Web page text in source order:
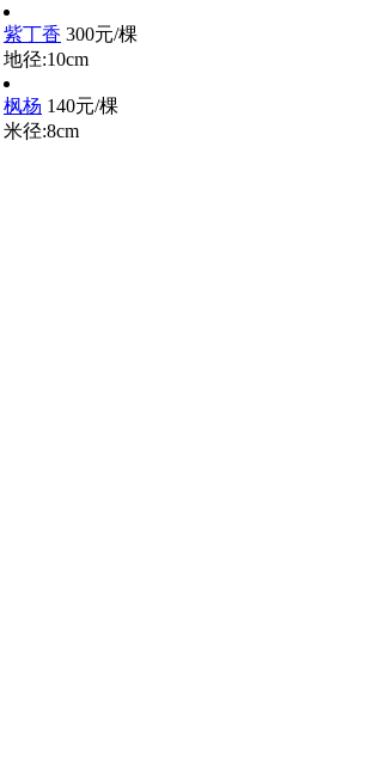
紫丁香 300元/棵
地径:10cm
枫杨 140元/棵
米径:8cm